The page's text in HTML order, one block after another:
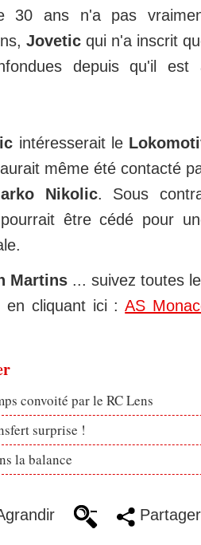
30 ans n'a pas
Jovetic qui n'a inscrit
depuis qu'il est
intéresserait le
aurait même été contacté
Nikolic. Sous
être cédé pour
Martins ... suivez toutes
en cliquant ici :AS
convoité par le RC Lens
surprise !
la balance
Partager